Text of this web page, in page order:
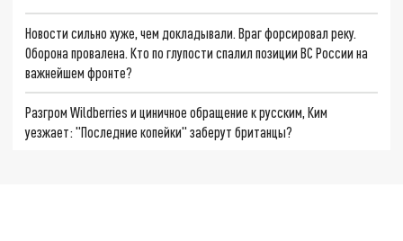
Новости сильно хуже, чем докладывали. Враг форсировал реку.
Оборона провалена. Кто по глупости спалил позиции ВС России на
важнейшем фронте?
Разгром Wildberries и циничное обращение к русским, Ким
уезжает: "Последние копейки" заберут британцы?